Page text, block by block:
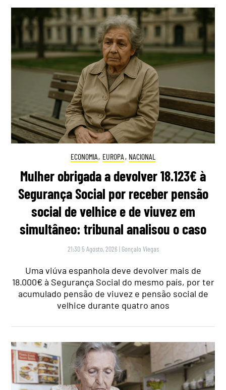
ECONOMIA, EUROPA , NACIONAL
Mulher obrigada a devolver 18.123€ à
Segurança Social por receber pensão
social de velhice e de viuvez em
simultâneo: tribunal analisou o caso
21:30 5 Agosto, 2026 | Gonçalo Viegas
Uma viúva espanhola deve devolver mais de
18.000€ à Segurança Social do mesmo país, por ter
acumulado pensão de viuvez e pensão social de
velhice durante quatro anos